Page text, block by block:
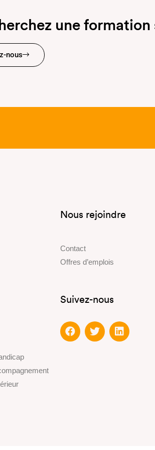
une formation
nous
Nous rejoindre
Contact
Offres d’emplois
Suivez-nous